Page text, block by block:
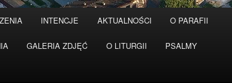
INTENCJE AKTUALNOŚCI O PARAFII
GALERIA ZDJĘĆ O LITURGII PSALMY